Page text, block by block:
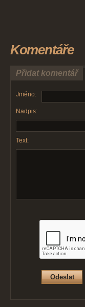
Komentáře
Přidat komentář
Jméno:
Nadpis:
Text: